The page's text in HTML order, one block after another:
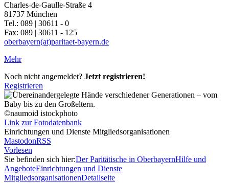
Charles-de-Gaulle-Straße 4
81737 München
Tel.: 089 | 30611 - 0
Fax: 089 | 30611 - 125
oberbayern(at)paritaet-bayern.de
Mehr
Noch nicht angemeldet? Jetzt registrieren!
Registrieren
©naumoid istockphoto
Link zur Fotodatenbank
Einrichtungen und Dienste Mitgliedsorganisationen
MastodonRSS
Vorlesen
Sie befinden sich hier:Der Paritätische in OberbayernHilfe und
AngeboteEinrichtungen und Dienste
MitgliedsorganisationenDetailseite